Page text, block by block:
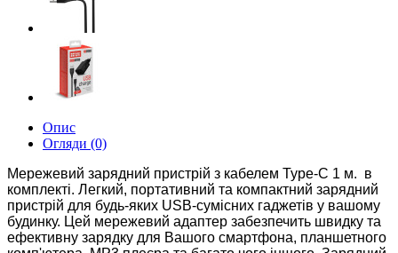
Опис
Огляди (0)
Мережевий зарядний пристрій з кабелем Type-C 1 м. в
комплекті. Легкий, портативний та компактний зарядний
пристрій для будь-яких USB-сумісних гаджетів у вашому
будинку. Цей мережевий адаптер забезпечить швидку та
ефективну зарядку для Вашого смартфона, планшетного